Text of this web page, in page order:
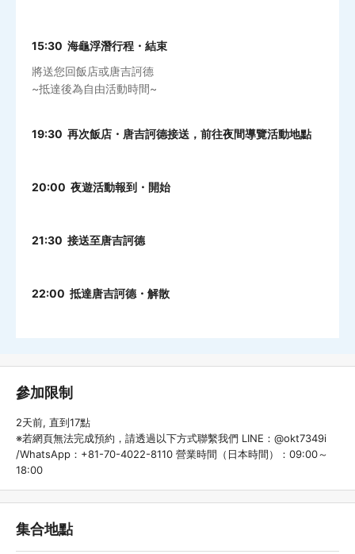
15:30 海龜浮潛行程・結束
將送您回飯店或唐吉訶德
~抵達後為自由活動時間~
19:30 再次飯店・唐吉訶德接送，前往夜間導覽活動地點
20:00 夜遊活動報到・開始
21:30 接送至唐吉訶德
22:00 抵達唐吉訶德・解散
參加限制
2天前, 直到17點
※若網頁無法完成預約，請透過以下方式聯繫我們 LINE：@okt7349i
/WhatsApp：+81-70-4022-8110 營業時間（日本時間）：09:00～
18:00
集合地點